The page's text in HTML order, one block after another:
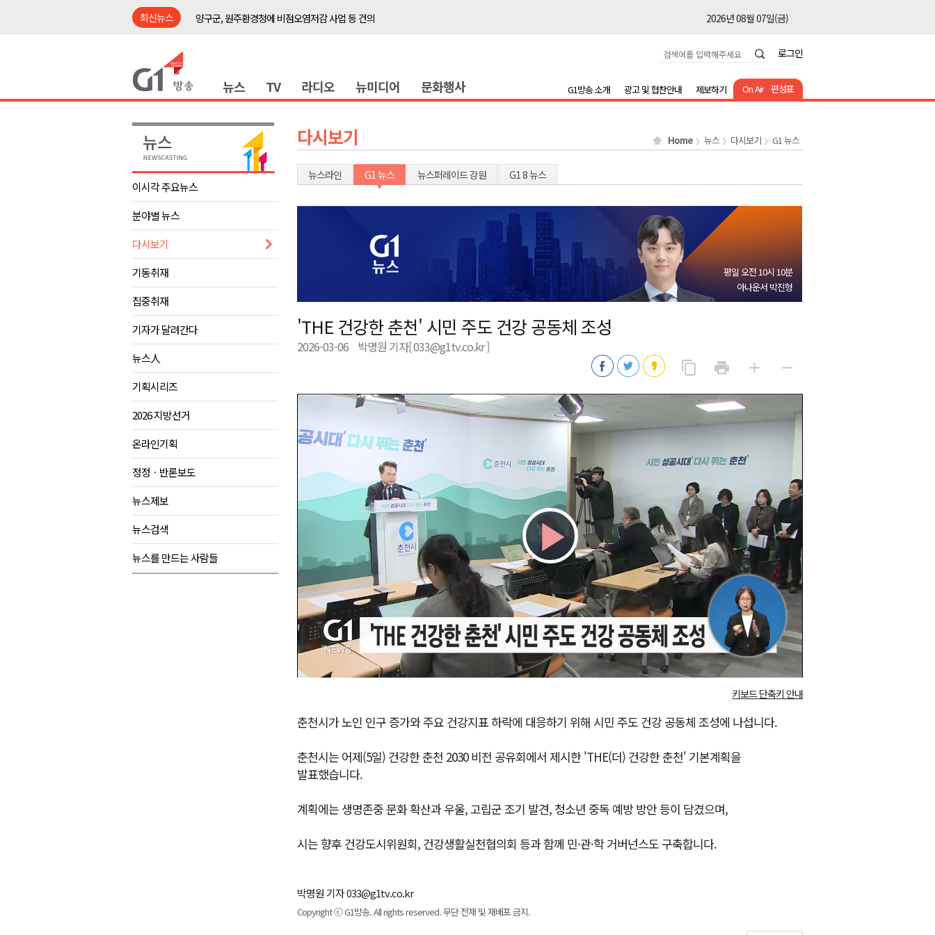
최신뉴스
양구군, 원주환경청에 비점오염저감 사업 등 건의
2026년 08월 07일(금)
2026년 08월 07일(금)
원주시, 하반기 중소기업육성자금 지원 접수
2026년 08월 07일(금)
태백시, 28~29일 제5회 황부자 며느리 축제
오늘 극한폭염 계속..낮 최고 ‘영상 38도’
2026년 08월 07일(금)
썩고, 무르고..농산물 피해 속출
2026년 08월 07일(금)
양구군, 원주환경청에 비점오염저감 사업 등 건의
2026년 08월 07일(금)
<강원랜드> 관광객이 인구 3배..싱가포르 복합리조트
2026년 08월 07일(금)
<강원랜드> 마카오 카지노 "복합리조트로 진화 중"
2026년 08월 07일(금)
강원도립대학교, 하반기 평생교육원 수강생 모집
태백시, 28~29일 제5회 황부자 며느리 축제
오늘 극한폭염 계속..낮 최고 ‘영상 38도’
2026년 08월 07일(금)
썩고, 무르고..농산물 피해 속출
2026년 08월 07일(금)
로그인
뉴스 TV 라디오 뉴미디어 문화행사 On Air 편성표
G1방송 소개 광고 및 협찬안내 제보하기
이시각 주요뉴스
분야별 뉴스
다시보기
기동취재
집중취재
기자가 달려간다
뉴스人
기획시리즈
2026 지방선거
온라인기획
정정ㆍ반론보도
뉴스제보
뉴스검색
뉴스를 만드는 사람들
다시보기 Home 뉴스 다시보기 G1 뉴스
뉴스라인 G1 뉴스 뉴스퍼레이드 강원 G1 8 뉴스
평일 오전 10시 10분
아나운서 박진형
'THE 건강한 춘천' 시민 주도 건강 공동체 조성
2026-03-06 박명원 기자[ 033@g1tv.co.kr ]
content_copy
사
print add
게
remove
게
Play
Video
키보드 단축키 안내
춘천시가 노인 인구 증가와 주요 건강지표 하락에 대응하기 위해 시민 주도 건강 공동체 조성에 나섭니다.
춘천시는 어제(5일) 건강한 춘천 2030 비전 공유회에서 제시한 'THE(더) 건강한 춘천' 기본계획을
발표했습니다.
계획에는 생명존중 문화 확산과 우울, 고립군 조기 발견, 청소년 중독 예방 방안 등이 담겼으며,
시는 향후 건강도시위원회, 건강생활실천협의회 등과 함께 민·관·학 거버넌스도 구축합니다.
박명원 기자 033@g1tv.co.kr
Copyright ⓒ G1방송. All rights reserved. 무단 전재 및 재배포 금지.